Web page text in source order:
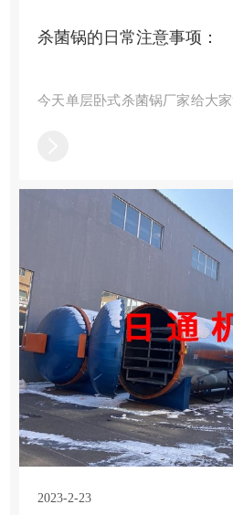
杀菌锅的日常注意事项：
今天单层卧式杀菌锅厂家给大
2023-2-23